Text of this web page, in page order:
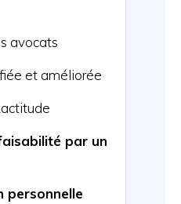
avocats
et améliorée
par un
personnelle